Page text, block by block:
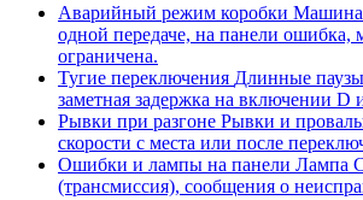
Аварийный режим коробки Машина
одной передаче, на панели ошибка,
ограничена.
Тугие переключения Длинные
заметная задержка на включении D
Рывки при разгоне Рывки и
скорости с места или после
Ошибки и лампы на панели Лампа
(трансмиссия), сообщения о